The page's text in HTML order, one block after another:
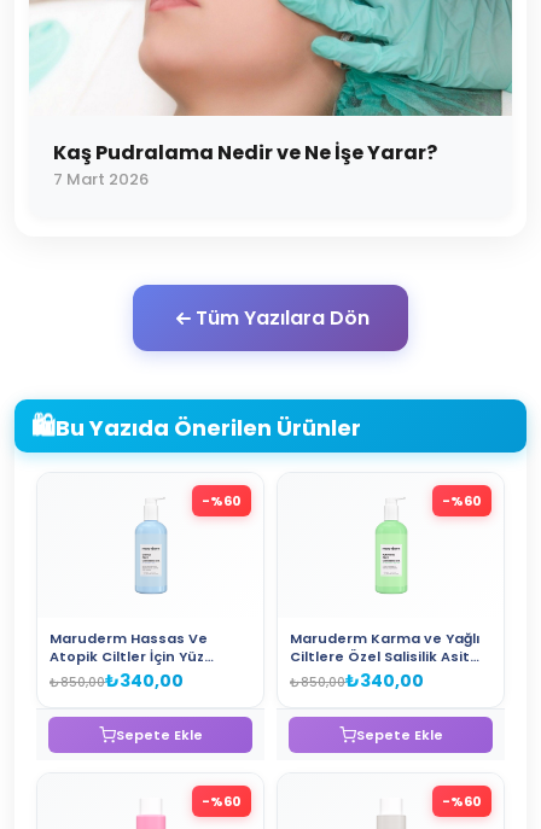
Kaş Pudralama Nedir ve Ne İşe Yarar?
7 Mart 2026
Tüm Yazılara Dön
🛍️Bu Yazıda Önerilen Ürünler
-%60
Maruderm Hassas Ve
Atopik Ciltler İçin Yüz
Temizleme Jeli 400 ML
₺850,00₺340,00
Sepete Ekle
-%60
Maruderm Karma ve Yağlı
Ciltlere Özel Salisilik Asit
Yüz Temizleme Jeli 400 ML
₺850,00₺340,00
Sepete Ekle
-%60 -%60